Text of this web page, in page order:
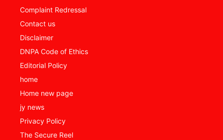
Complaint Redressal
Contact us
Disclaimer
DNPA Code of Ethics
Editorial Policy
home
Home new page
jy news
Privacy Policy
The Secure Reel